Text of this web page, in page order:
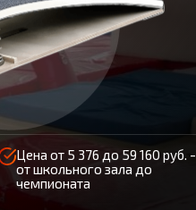
Цена от 5 376 до 59 160 руб. -
от школьного зала до
чемпионата